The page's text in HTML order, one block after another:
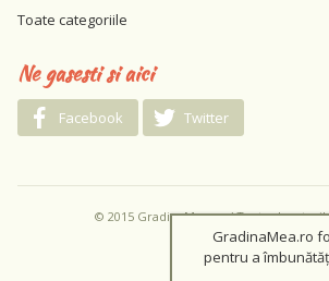
Toate categoriile
Ne gasesti si aici
Facebook Twitter
© 2015 GradinaMea.ro / Toate
GradinaMea.ro
pentru a